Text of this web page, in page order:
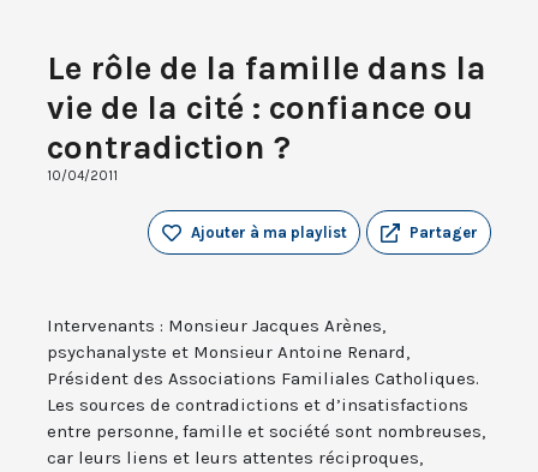
Le rôle de la famille dans la
vie de la cité : confiance ou
contradiction ?
10/04/2011
Partager
Ajouter à ma playlist
Intervenants : Monsieur Jacques Arènes,
psychanalyste et Monsieur Antoine Renard,
Président des Associations Familiales Catholiques.
Les sources de contradictions et d’insatisfactions
entre personne, famille et société sont nombreuses,
car leurs liens et leurs attentes réciproques,